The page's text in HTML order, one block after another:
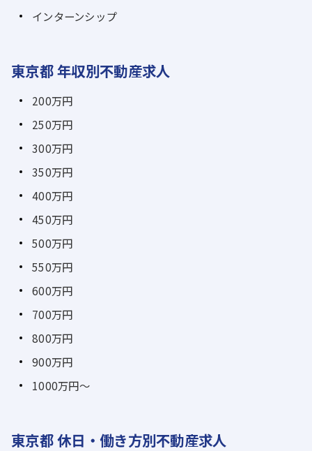
インターンシップ
東京都 年収別不動産求人
200万円
250万円
300万円
350万円
400万円
450万円
500万円
550万円
600万円
700万円
800万円
900万円
1000万円～
東京都 休日・働き方別不動産求人